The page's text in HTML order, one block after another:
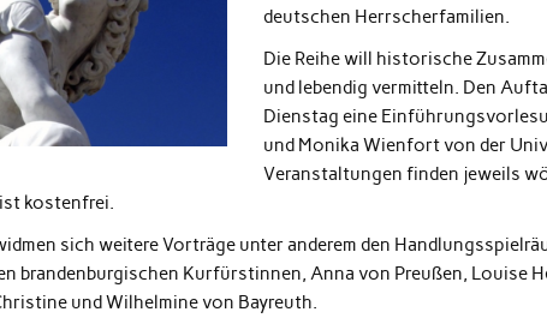
deutschen Herrscherfamilien.
Die Reihe will historische
und lebendig vermitteln. Den
Dienstag eine
und Monika Wienfort von der
Veranstaltungen finden jeweils
kostenfrei.
sich weitere Vorträge unter anderem den
brandenburgischen Kurfürstinnen, Anna von Preußen, Louise
und Wilhelmine von Bayreuth.